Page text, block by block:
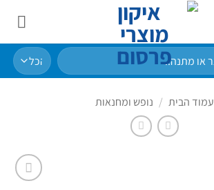
עמוד הבית / נופש ומחנאות